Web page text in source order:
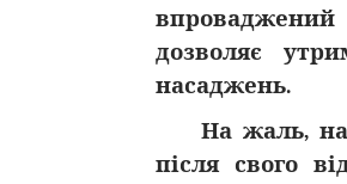
дозволяє
насаджень.
На жаль,
після свого